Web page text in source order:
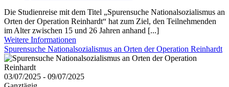
Die Studienreise mit dem Titel „Spurensuche Nationalsozialismus an
Orten der Operation Reinhardt“ hat zum Ziel, den Teilnehmenden
im Alter zwischen 15 und 26 Jahren anhand [...]
Weitere Informationen
Spurensuche Nationalsozialismus an Orten der Operation Reinhardt
03/07/2025 - 09/07/2025